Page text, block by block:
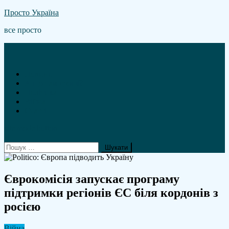
Skip
content
Просто Україна
все просто
Пошук:
Єврокомісія запускає програму
підтримки регіонів ЄС біля кордонів з
росією